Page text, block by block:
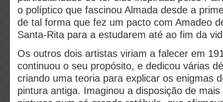
o políptico que fascinou Almada desde a
de tal forma que fez um pacto com Amadeo
Santa-Rita para a estudarem até ao fim da
Os outros dois artistas viriam a falecer em
continuou o seu propósito, e dedicou várias
criando uma teoria para explicar os enigmas
pintura antiga. Imaginou a disposição de